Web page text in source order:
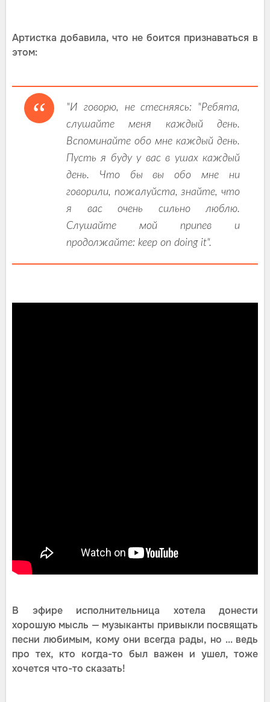
Артистка добавила, что не боится признаваться в
этом:
"И говорю, не стесняясь: "Ребята,
слушайте меня каждый день.
Вспоминайте обо мне каждый день.
Пусть я буду у вас в ушах каждый
день. Что бы вы обо мне ни
говорили, пожалуйста, знайте, что
я вас очень сильно люблю.
Слушайте мой припев и
продолжайте: keep on doing it".
В эфире исполнительница хотела донести
хорошую мысль — музыканты привыкли посвящать
песни любимым, кому они всегда рады, но ... ведь
про тех, кто когда-то был важен и ушел, тоже
хочется что-то сказать!